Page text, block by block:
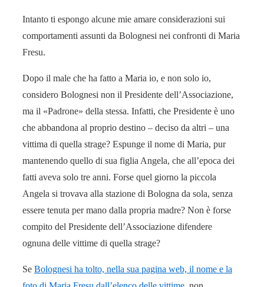
Intanto ti espongo alcune mie amare considerazioni sui
comportamenti assunti da Bolognesi nei confronti di Maria
Fresu.
Dopo il male che ha fatto a Maria io, e non solo io,
considero Bolognesi non il Presidente dell’Associazione,
ma il «Padrone» della stessa. Infatti, che Presidente è uno
che abbandona al proprio destino – deciso da altri – una
vittima di quella strage? Espunge il nome di Maria, pur
mantenendo quello di sua figlia Angela, che all’epoca dei
fatti aveva solo tre anni. Forse quel giorno la piccola
Angela si trovava alla stazione di Bologna da sola, senza
essere tenuta per mano dalla propria madre? Non è forse
compito del Presidente dell’Associazione difendere
ognuna delle vittime di quella strage?
Se Bolognesi ha tolto, nella sua pagina web, il nome e la